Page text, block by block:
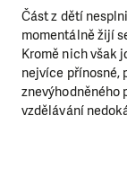
Část z dětí
momentálně žijí
Kromě nich však
nejvíce přínosné,
znevýhodněného
vzdělávání